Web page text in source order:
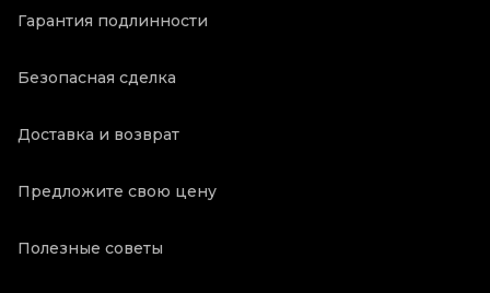
Гарантия подлинности
Безопасная сделка
Доставка и возврат
Предложите свою цену
Полезные советы